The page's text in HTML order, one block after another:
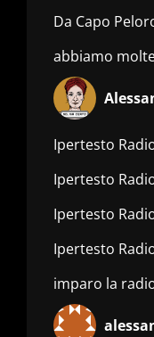
Da Capo
abbiamo
Ipertesto
Ipertesto
Ipertesto
Ipertesto
imparo la